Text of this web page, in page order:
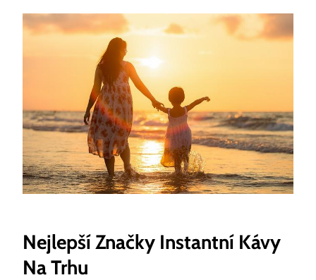
Nejlepší Značky Instantní Kávy
Na Trhu